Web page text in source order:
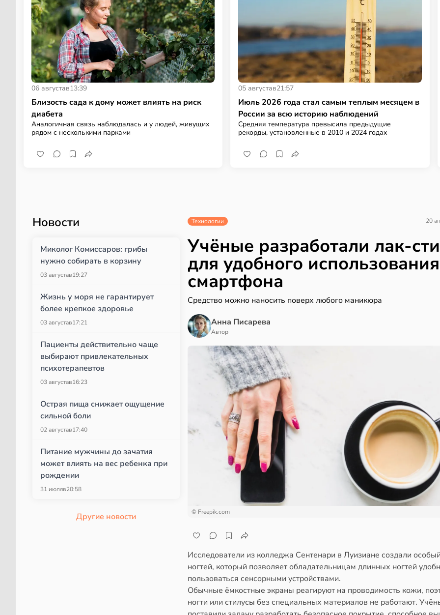
06 августав13:39
Близость сада к дому может влиять на риск
диабета
Аналогичная связь наблюдалась и у людей, живущих
рядом с несколькими парками
05 августав21:57
Июль 2026 года стал самым теплым месяцем в
России за всю историю наблюдений
Средняя температура превысила предыдущие
рекорды, установленные в 2010 и 2024 годах
Новости
Миколог Комиссаров: грибы
нужно собирать в корзину
03 августав19:27
Жизнь у моря не гарантирует
более крепкое здоровье
03 августав17:21
Пациенты действительно чаще
выбирают привлекательных
психотерапевтов
03 августав16:23
Острая пища снижает ощущение
сильной боли
02 августав17:40
Питание мужчины до зачатия
может влиять на вес ребенка при
рождении
31 июляв20:58
Другие новости
Технологии 20
Учёные разработали лак-
для удобного использования
смартфона
Средство можно наносить поверх любого маникюра
Анна Писарева
Автор
© Freepik.com
Исследователи из колледжа Сентенари в Луизиане создали
ногтей, который позволяет обладательницам длинных ногтей
пользоваться сенсорными устройствами.
Обычные ёмкостные экраны реагируют на проводимость кожи,
ногти или стилусы без специальных материалов не работают.